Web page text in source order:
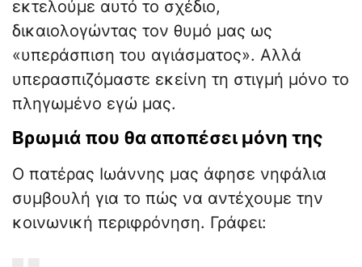
εκτελούμε αυτό το σχέδιο,
δικαιολογώντας τον θυμό μας ως
«υπεράσπιση του αγιάσματος». Αλλά
υπερασπιζόμαστε εκείνη τη στιγμή μόνο το
πληγωμένο εγώ μας.
Βρωμιά που θα αποπέσει μόνη της
Ο πατέρας Ιωάννης μας άφησε νηφάλια
συμβουλή για το πώς να αντέχουμε την
κοινωνική περιφρόνηση. Γράφει: